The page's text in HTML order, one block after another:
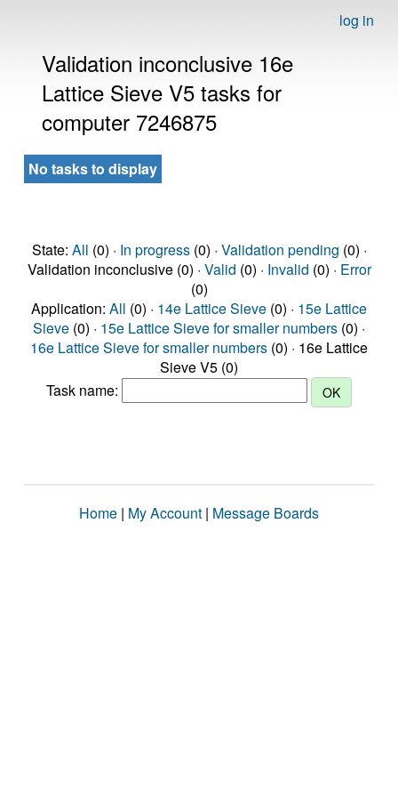
log in
Validation inconclusive 16e
Lattice Sieve V5 tasks for
computer 7246875
No tasks to display
State: All (0) · In progress(0) · Validation pending (0) ·
Validation inconclusive (0) · Valid (0) · Invalid (0) · Error
(0)
Application: All (0) · 14e Lattice Sieve (0) · 15e Lattice
Sieve (0) · 15e Lattice Sieve for smaller numbers (0) ·
16e Lattice Sieve for smaller numbers (0) · 16e Lattice
Sieve V5 (0)
Task name:
Home | My Account | Message Boards